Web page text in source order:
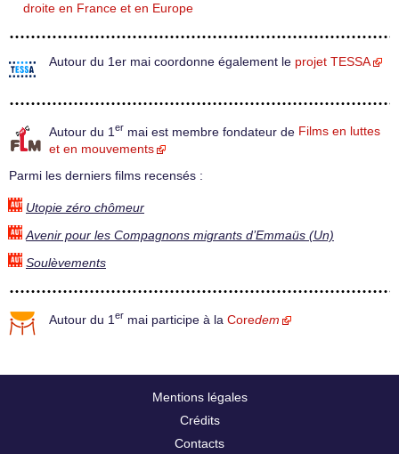
droite en France et en Europe
Autour du 1er mai coordonne également le projet TESSA
Autour du 1 er mai est membre fondateur de Films en luttes
et en mouvements
Parmi les derniers films recensés :
Utopie zéro chômeur
Avenir pour les Compagnons migrants d’Emmaüs (Un)
Soulèvements
Autour du 1 er mai participe à la Coredem
Mentions légales
Crédits
Contacts